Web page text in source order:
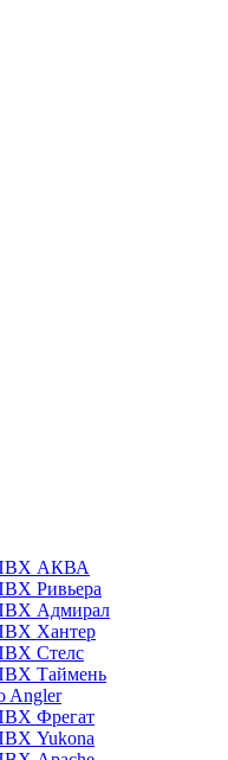
АКВА
Ривьера
Адмирал
Хантер
Стелс
Таймень
Angler
Фрегат
Yukona